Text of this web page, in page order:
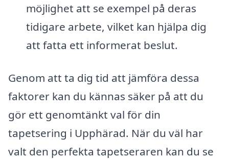
möjlighet att se exempel på deras
tidigare arbete, vilket kan hjälpa dig
att fatta ett informerat beslut.
Genom att ta dig tid att jämföra dessa
faktorer kan du kännas säker på att du
gör ett genomtänkt val för din
tapetsering i Upphärad. När du väl har
valt den perfekta tapetseraren kan du se